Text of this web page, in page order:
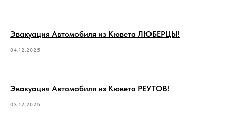
Эвакуация Автомобиля из Кювета ЛЮБЕРЦЫ!
04.12.2025
Эвакуация Автомобиля из Кювета РЕУТОВ!
03.12.2025